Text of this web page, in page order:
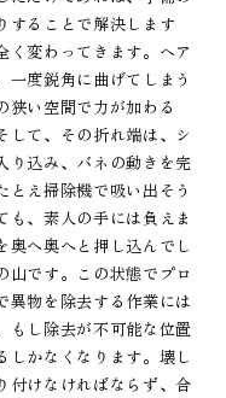
することで解決します
く変わってきます。ヘア
度鋭角に曲げてしまう
狭い空間で力が加わる
して、その折れ端は、シ
り込み、バネの動きを完
え掃除機で吸い出そう
も、素人の手には負えま
奥へ奥へと押し込んでし
山です。この状態でプロ
異物を除去する作業には
もし除去が不可能な位置
しかなくなります。壊し
付けなければならず、合